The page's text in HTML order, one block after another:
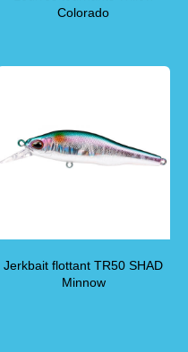
Colorado
Jerkbait flottant TR50 SHAD
Minnow